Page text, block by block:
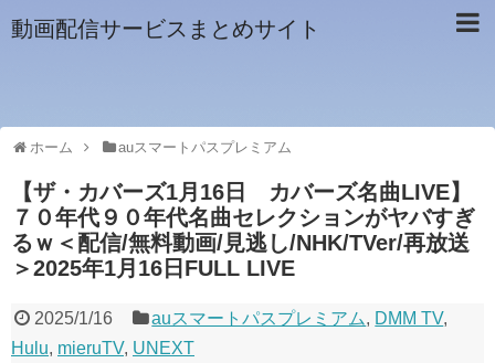
動画配信サービスまとめサイト
ホーム auスマートパスプレミアム
【ザ・カバーズ1月16日 カバーズ名曲LIVE】
７０年代９０年代名曲セレクションがヤバすぎ
るｗ＜配信/無料動画/見逃し/NHK/TVer/再放送
＞2025年1月16日FULL LIVE
2025/1/16 auスマートパスプレミアム, DMM TV,
Hulu, mieruTV, UNEXT